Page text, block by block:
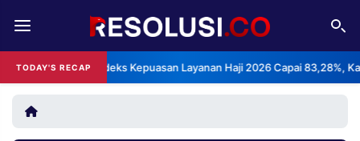
TODAY'S RECAP
BPS: Indeks Kepuasan Layanan Haji 2026 Capai 83,28%, Kategori
REDAKSI TENTANG
RESOLUSI IKLAN